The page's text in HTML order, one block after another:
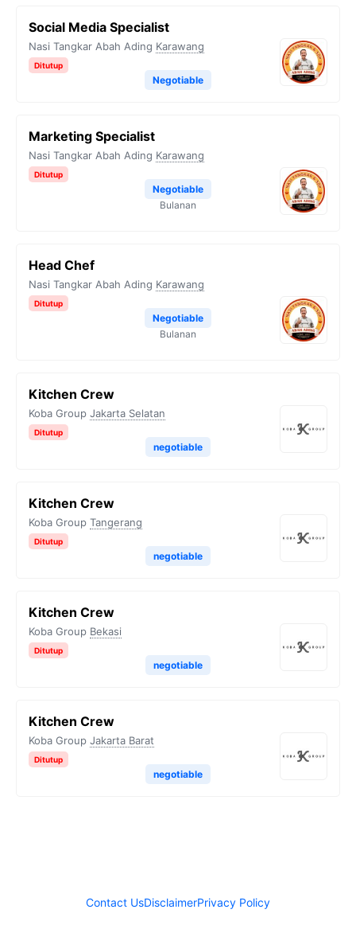
Social Media Specialist
Nasi Tangkar Abah Ading Karawang
Ditutup
Negotiable
Marketing Specialist
Nasi Tangkar Abah Ading Karawang
Ditutup
Negotiable
Bulanan
Head Chef
Nasi Tangkar Abah Ading Karawang
Ditutup
Negotiable
Bulanan
Kitchen Crew
Koba Group Jakarta Selatan
Ditutup
negotiable
Kitchen Crew
Koba Group Tangerang
Ditutup
negotiable
Kitchen Crew
Koba Group Bekasi
Ditutup
negotiable
Kitchen Crew
Koba Group Jakarta Barat
Ditutup
negotiable
Contact UsDisclaimerPrivacy Policy